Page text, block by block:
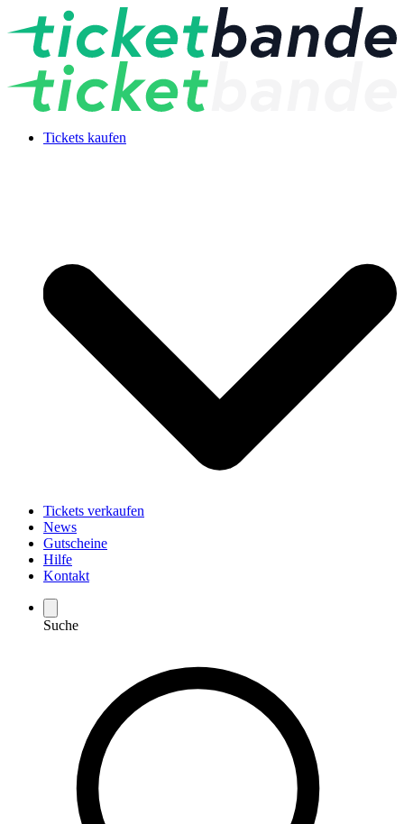
Tickets kaufen
Tickets verkaufen
News
Gutscheine
Hilfe
Kontakt
Suche